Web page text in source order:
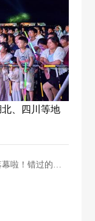
、四川等地
啦！错过的精